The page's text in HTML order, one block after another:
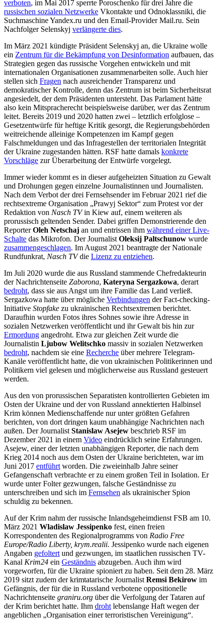
verboten, im Mai 2017 sperrte Poroschenko für drei Jahre die
russischen sozialen Netzwerke Vkontakte und Odnoklassniki, die
Suchmaschine Yandex.ru und den Email-Provider Mail.ru. Sein
Nachfolger Selenskyj verlängerte dies.
Im März 2021 kündigte Präsident Selenskyj an, die Ukraine wolle
ein Zentrum für die Bekämpfung von Desinformation aufbauen, das
Strategien gegen das russische Vorgehen entwickeln und mit
internationalen Organisationen zusammenarbeiten solle. Auch hier
stellen sich Fragen nach ausreichender Transparenz und
demokratischer Kontrolle, denn das Zentrum ist beim Sicherheitsrat
angesiedelt, der dem Präsidenten untersteht. Das Parlament hätte
also kein Mitspracherecht beispielsweise darüber, wer das Zentrum
leitet. Bereits 2019 und 2020 hatten zwei – letztlich erfolglose –
Gesetzentwürfe für heftige Kritik gesorgt, die Regierungsbehörden
weitreichende alleinige Kompetenzen im Kampf gegen
Falschmeldungen und das Infragestellen der territorialen Integrität
der Ukraine zugestanden hätten. RSF hatte damals konkrete
Vorschläge zur Überarbeitung der Entwürfe vorgelegt.
Immer wieder kommt es in dieser aufgeheizten Situation zu Gewalt
und Drohungen gegen einzelne Journalistinnen und Journalisten.
Nach dem Verbot der drei Fernsehsender im Februar 2021 rief die
rechtsextreme Organisation „Prawyj Sektor“ zum Protest vor der
Redaktion von Nasch TVin Kiew auf, einem weiteren als
prorussisch geltenden Sender. Dabei griffen Demonstrierende den
ReporterOleh Netschaj an und entrissen ihm während einer Live-
Schalte das Mikrofon. Der Journalist Oleksij Paltschunow wurde
zusammengeschlagen. Im August 2021 beantragte der Nationale
Rundfunkrat, Nasch TVdie Lizenz zu entziehen.
Im Juli 2020 wurde die aus Russland stammende Chefredakteurin
der Nachrichtenseite Zaborona, Kateryna Sergazkowa, derart
bedroht, dass sie aus Angst um ihre Familie das Land verließ.
Sergazkowa hatte über mögliche Verbindungen der Fact-checking-
Initiative Stopfake zu ukrainischen Rechtsextremen berichtet.
Daraufhin wurden Fotos ihres Sohnes sowie ihre Adresse in
sozialen Netzwerken veröffentlicht und ihr Gewalt bis hin zur
Ermordung angedroht. Etwa zur gleichen Zeit wurde die
Journalistin Ljubow Welitschko massiv in sozialen Netzwerken
bedroht, nachdem sie eine Recherche über mehrere Telegram-
Kanäle veröffentlicht hatte, die von ukrainischen Politikerinnen und
Politikern viel gelesen und möglicherweise aus Russland gesteuert
werden.
Aus den von prorussischen Separatisten kontrollierten Gebieten im
Osten der Ukraine und der von Russland annektierten Halbinsel
Krim können Medienschaffende nur unter größten Gefahren
berichten, von dort dringen kaum unabhängige Nachrichten nach
außen. Der Journalist Stanislaw Asejew beschrieb RSF im
Dezember 2021 in einem Video eindrücklich seine Erfahrungen.
Asejew, einer der letzten unabhängigen Reporter, die nach dem
Krieg 2014 noch aus dem Osten der Ukraine berichteten, war im
Juni 2017 entführt worden. Die zweieinhalb Jahre seiner
Gefangenschaft verbrachte er zu einem großen Teil in Isolation. Er
wurde unter Folter gezwungen, falsche Geständnisse zu
unterschreiben und sich im Fernsehen als ukrainischer Spion
schuldig zu bekennen.
Auf der Krim nahm der russische Inlandsgeheimdienst FSB am 10.
März 2021 Wladislaw Jessipenko fest, einen freien
Korrespondenten des Regionalprogramms von Radio Free
Europe/Radio Liberty, krym.realii. Jessipenko wurde nach eigenen
Angaben gefoltert und gezwungen, im staatlichen russischen TV-
Kanal Krim24 ein Geständnis abzugeben. Auch ihm wird
vorgeworfen, für die Ukraine spioniert zu haben. Seit dem 28. März
2019 sitzt zudem der krimtatarische Journalist Remsi Bekirow im
Gefängnis, der für die in Russland verbotene oppositionelle
Nachrichtenseite graniru.org über die Verfolgung der Tataren auf
der Krim berichtet hatte. Ihm droht lebenslange Haft wegen der
angeblichen „Organisation einer terroristischen Vereinigung“.